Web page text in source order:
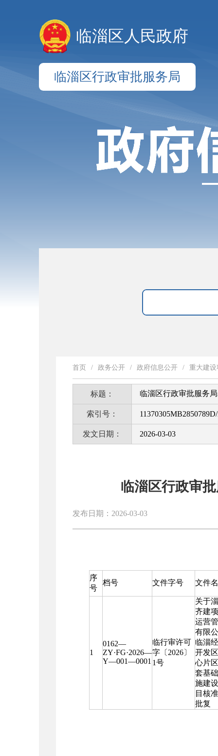
临淄区人民政府
临淄区行政审批服务局
首页 / 政务公开 / 政府信息公开 / 重大建设
标题： 临淄区行政审批服务
索引号：
发文日期： 2026-03-03
临淄区行政审
发布日期：2026-03-03
序
号
档号 文件字号 文件
1
0162—
ZY·FG·2026—
Y—001—0001
临行审许可
字〔2026〕
1号
关于
齐建
运营
有限
临淄
开发
心片
套基
施建
目核
批复